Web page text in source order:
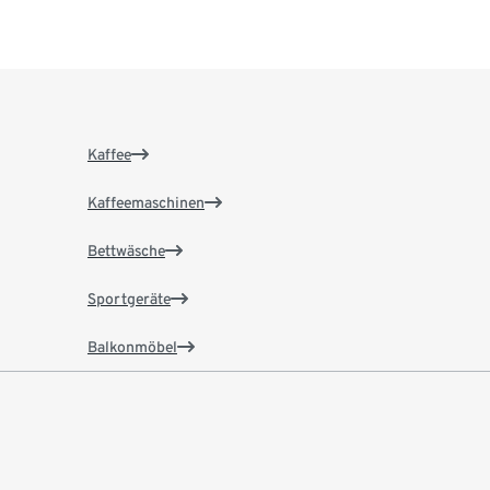
Kaffee
Kaffeemaschinen
Bettwäsche
Sportgeräte
Balkonmöbel